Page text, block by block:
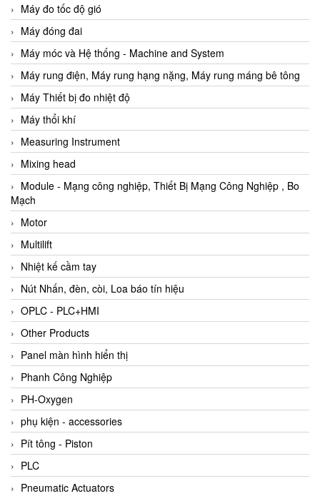
Máy đo tốc độ gió
Máy đóng đai
Máy móc và Hệ thống - Machine and System
Máy rung điện, Máy rung hạng nặng, Máy rung máng bê tông
Máy Thiết bị đo nhiệt độ
Máy thổi khí
Measuring Instrument
Mixing head
Module - Mạng công nghiệp, Thiết Bị Mạng Công Nghiệp , Bo
Mạch
Motor
Multilift
Nhiệt kế cầm tay
Nút Nhấn, đèn, còi, Loa báo tín hiệu
OPLC - PLC+HMI
Other Products
Panel màn hình hiển thị
Phanh Công Nghiệp
PH-Oxygen
phụ kiện - accessories
Pít tông - Piston
PLC
Pneumatic Actuators